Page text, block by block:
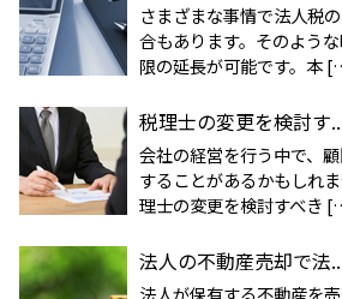
さまざまな事情で法人税
合もあります。そのよう
限の延長が可能です。本
税理士の変更を検討す
会社の経営を行う中で、
することがあるかもしれ
理士の変更を検討すべき
法人の不動産売却で法
法人が保有する不動産を